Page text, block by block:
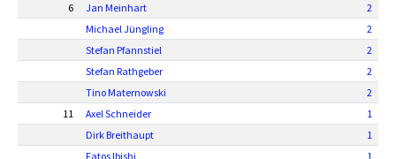
6
Jan Meinhart
2
Michael Jüngling
2
Stefan Pfannstiel
2
Stefan Rathgeber
2
Tino Maternowski
2
11
Axel Schneider
1
Dirk Breithaupt
1
Fatos Ibishi
1